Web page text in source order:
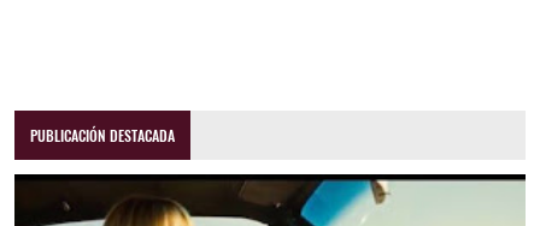
PUBLICACIÓN DESTACADA